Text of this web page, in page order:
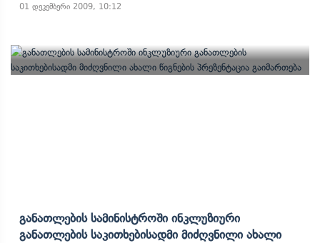
01 დეკემბერი 2009, 10:12
Განათლების Სამინისტროში Ინკლუზიური
Განათლების Საკითხებისადმი Მიძღვნილი Ახალი